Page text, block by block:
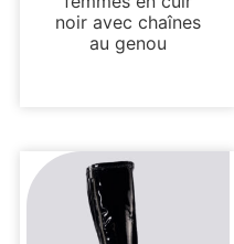
noir avec chaînes
au genou